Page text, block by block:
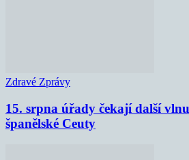
Zdravé Zprávy
15. srpna úřady čekají další
španělské Ceuty